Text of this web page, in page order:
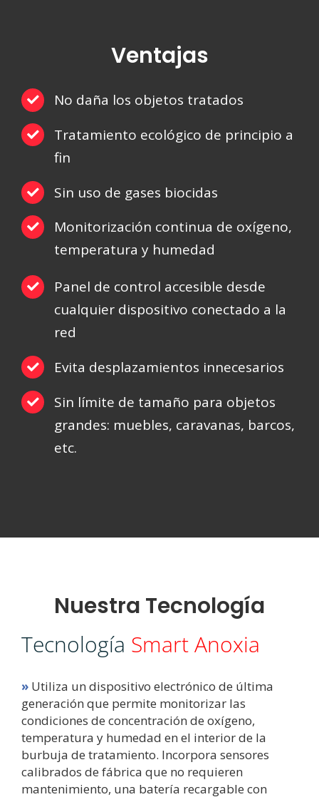
Ventajas
No daña los objetos tratados
Tratamiento ecológico de principio a
fin
Sin uso de gases biocidas
Monitorización continua de oxígeno,
temperatura y humedad
Panel de control accesible desde
cualquier dispositivo conectado a la
red
Evita desplazamientos innecesarios
Sin límite de tamaño para objetos
grandes: muebles, caravanas, barcos,
etc.
Nuestra Tecnología
Tecnología Smart Anoxia
»Utiliza un dispositivo electrónico de última
generación que permite monitorizar las
condiciones de concentración de oxígeno,
temperatura y humedad en el interior de la
burbuja de tratamiento. Incorpora sensores
calibrados de fábrica que no requieren
mantenimiento, una batería recargable con